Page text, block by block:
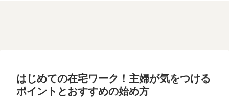
はじめての在宅ワーク！主婦が気をつける
ポイントとおすすめの始め方